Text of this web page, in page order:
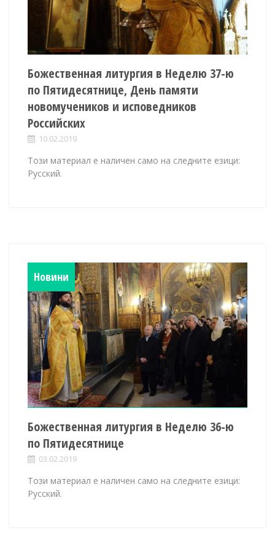
Божественная литургия в Неделю 37-ю
по Пятидесятнице, День памяти
новомучеников и исповедников
Российских
10.02.2019
Този материал е наличен само на следните езици:
Русский.
Новини
Божественная литургия в Неделю 36-ю
по Пятидесятнице
03.02.2019
Този материал е наличен само на следните езици:
Русский.